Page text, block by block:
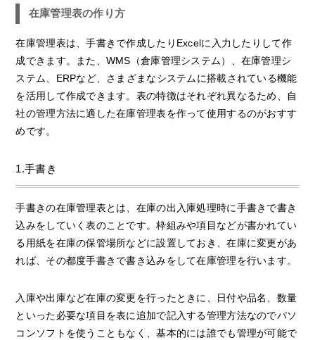
在庫管理表の作り方
在庫管理表は、手書きで作成したりExcelに入力したりして作
成できます。また、WMS（倉庫管理システム）、在庫管理シ
ステム、ERPなど、さまざまなシステムに搭載されている機能
を活用して作成できます。表の特徴はそれぞれ異なるため、自
社の管理方法に適した在庫管理表を作って使用するのがおすす
めです。
1.手書き
手書きの在庫管理表とは、在庫の出入庫処理時に手書きで書き
込みをしていく表のことです。枠組みや項目などが書かれてい
る用紙を在庫の保管場所などに設置しておき、在庫に変更があ
れば、その都度手書きで書き込みをして在庫管理を行います。
入庫や出庫など在庫の変更を行ったときに、日付や品名、数量
といった必要な項目を表に追加で記入する管理方法なのでパソ
コンソフトを使うこともなく、基本的には誰でも管理が可能で